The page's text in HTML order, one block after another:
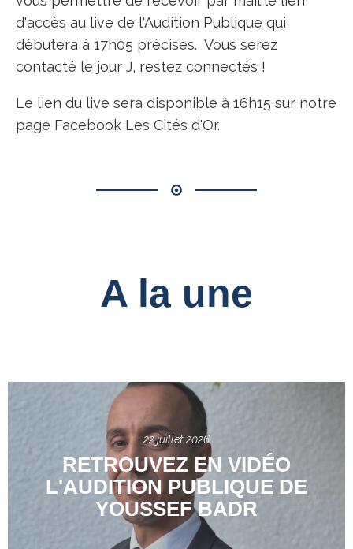
d'accès au live de l'Audition Publique qui
débutera à 17h05 précises. Vous serez
contacté le jour J, restez connectés !
Le lien du live sera disponible à 16h15 sur notre
page Facebook Les Cités d'Or.
A la une
22 juillet 2026
RETROUVEZ EN VIDÉO
L'AUDITION PUBLIQUE DE
YOUSSEF BADR